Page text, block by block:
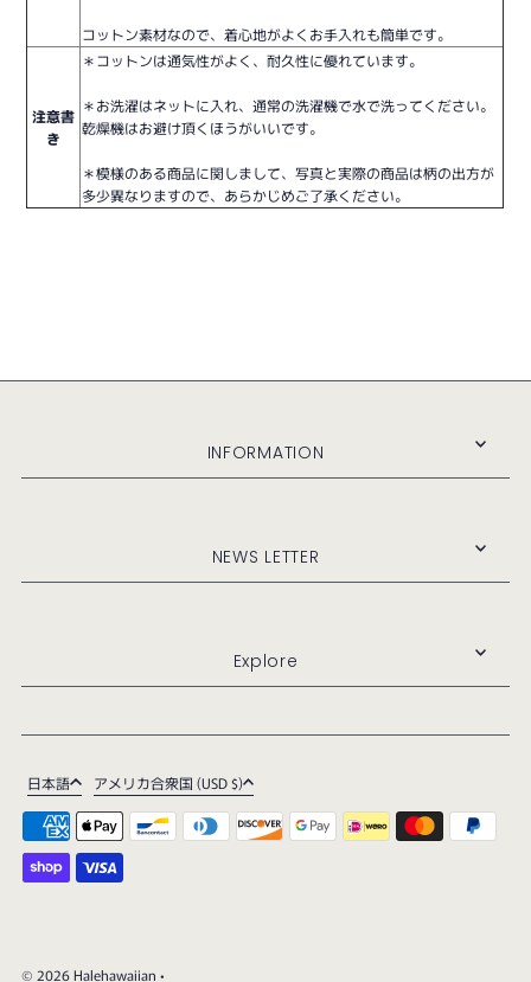
コットン素材なので、着心地がよくお手入れも簡単です。
注意書
き
＊コットンは通気性がよく、耐久性に優れています。
＊お洗濯はネットに入れ、通常の洗濯機で水で洗ってください。
乾燥機はお避け頂くほうがいいです。
＊模様のある商品に関しまして、写真と実際の商品は柄の出方が
多少異なりますので、あらかじめご了承ください。
INFORMATION
NEWS LETTER
Explore
© 2026 Halehawaiian •
日本語 アメリカ合衆国 (USD $)